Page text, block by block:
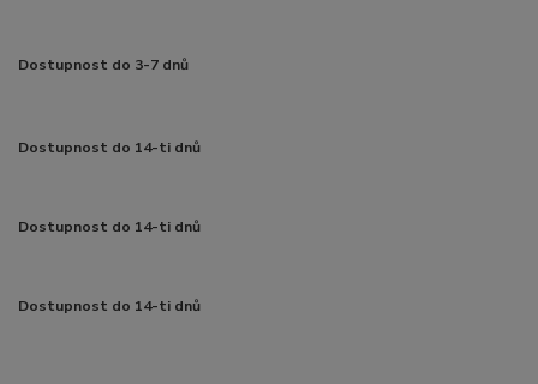
Dostupnost do 3-7 dnů
Dostupnost do 14-ti dnů
Dostupnost do 14-ti dnů
Dostupnost do 14-ti dnů